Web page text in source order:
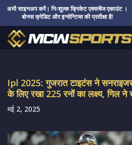
अभी साइनअप करें। निःशुल्क क्रिकेट एक्सचेंज एकाउंट ।
बोनस क्रेडिट और इन्सेन्टिव्स की प्रतीक्षा है!
Ipl 2025: गुजरात टाइटंस ने
के लिए रखा 225 रनों का लक्ष्य, गिल ने
मई 2, 2025